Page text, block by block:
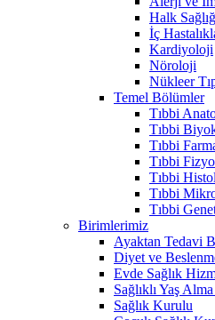
Halk
İç
Kardiyoloji
Nöroloji
Nükleer
Temel Bölümler
Tıbbi
Tıbbi
Tıbbi
Tıbbi
Tıbbi
Tıbbi
Tıbbi
Birimlerimiz
Ayaktan Tedavi
Diyet ve
Evde Sağlık
Sağlıklı Yaş
Sağlık Kurulu